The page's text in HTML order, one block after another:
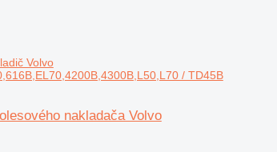
Volvo
/ TD45B
nakladača Volvo